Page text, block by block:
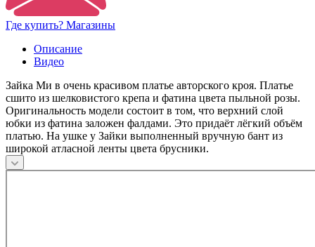
Где купить? Магазины
Описание
Видео
Зайка Ми в очень красивом платье авторского кроя. Платье
сшито из шелковистого крепа и фатина цвета пыльной розы.
Оригинальность модели состоит в том, что верхний слой
юбки из фатина заложен фалдами. Это придаёт лёгкий объём
платью. На ушке у Зайки выполненный вручную бант из
широкой атласной ленты цвета брусники.